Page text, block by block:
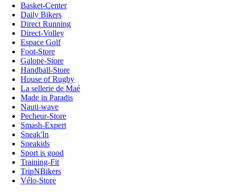
Basket-Center
Daily Bikers
Direct Running
Direct-Volley
Espace Golf
Foot-Store
Galope-Store
Handball-Store
House of Rugby
La sellerie de Maé
Made in Paradis
Nauti-wave
Pecheur-Store
Smash-Expert
Sneak'In
Sneakids
Sport is good
Training-Fit
TripNBikers
Vélo-Store